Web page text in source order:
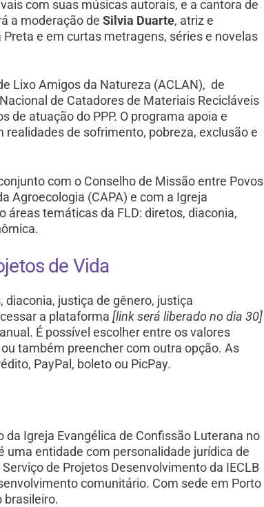
com suas músicas autorais, e a cantora de
a moderação deSilvia Duarte, atriz e
e em curtas metragens, séries e novelas
Lixo Amigos da Natureza (ACLAN), de
de Catadores de Materiais Recicláveis
de atuação do PPP. O programa apoia e
de sofrimento, pobreza, exclusão e
com o Conselho de Missão entre Povos
Agroecologia (CAPA) e com a Igreja
áreas temáticas da FLD: diretos, diaconia,
de Vida
diaconia, justiça de gênero, justiça
a plataforma[link será liberado no dia 30]
É possível escolher entre os valores
também preencher com outra opção. As
PayPal, boleto ou PicPay.
da Igreja Evangélica de Confissão Luterana no
uma entidade com personalidade jurídica de
de Projetos Desenvolvimento da IECLB
comunitário. Com sede em Porto
brasileiro.